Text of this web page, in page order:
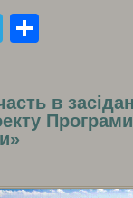
Telegram
в